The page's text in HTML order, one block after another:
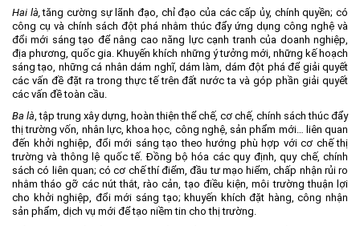
Hai là,tăng cường sự lãnh đạo, chỉ đạo của các cấp ủy, chính quyền; có
công cụ và chính sách đột phá nhằm thúc đẩy ứng dụng công nghệ và
đổi mới sáng tạo để nâng cao năng lực cạnh tranh của doanh nghiệp,
địa phương, quốc gia. Khuyến khích những ý tưởng mới, những kế hoạch
sáng tạo, những cá nhân dám nghĩ, dám làm, dám đột phá để giải quyết
các vấn đề đặt ra trong thực tế trên đất nước ta và góp phần giải quyết
các vấn đề toàn cầu.
Ba là, tập trung xây dựng, hoàn thiện thể chế, cơ chế, chính sách thúc đẩy
thị trường vốn, nhân lực, khoa học, công nghệ, sản phẩm mới… liên quan
đến khởi nghiệp, đổi mới sáng tạo theo hướng phù hợp với cơ chế thị
trường và thông lệ quốc tế. Đồng bộ hóa các quy định, quy chế, chính
sách có liên quan; có cơ chế thí điểm, đầu tư mạo hiểm, chấp nhận rủi ro
nhằm tháo gỡ các nút thắt, rào cản, tạo điều kiện, môi trường thuận lợi
cho khởi nghiệp, đổi mới sáng tạo; khuyến khích đặt hàng, công nhận
sản phẩm, dịch vụ mới để tạo niềm tin cho thị trường.